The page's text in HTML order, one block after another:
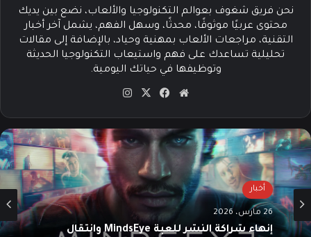
نحن فريق شغوف بعوالم التكنولوجيا والألعاب، نضع بين يديك
محتوى عربيًا موثوقًا، محدثًا، وسهل الفهم، يشمل آخر أخبار
التقنية، مراجعات الألعاب بمهنية وحياد، بالإضافة إلى مقالات
تحليلية تساعدك على فهم واستيعاب التكنولوجيا الحديثة
وتوظيفها في حياتك اليومية.
موق
الوي
ب
في
وك
‫X
م
أخبار
26 مارس، 2026
إنهاء شراكة النشر للعبة MindsEye وانتقال